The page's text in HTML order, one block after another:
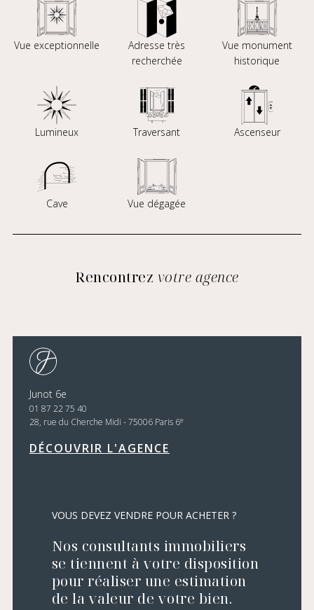
Vue exceptionnelle
Adresse très
recherchée
Vue monument
historique
Lumineux Traversant Ascenseur
Cave Vue dégagée
Rencontrez votre agence
Junot 6e
01 87 22 75 40
28, rue du Cherche Midi - 75006 Paris 6e
DÉCOUVRIR L'AGENCE
VOUS DEVEZ VENDRE POUR ACHETER ?
Nos consultants immobiliers
se tiennent à votre disposition
pour réaliser une estimation
de la valeur de votre bien.